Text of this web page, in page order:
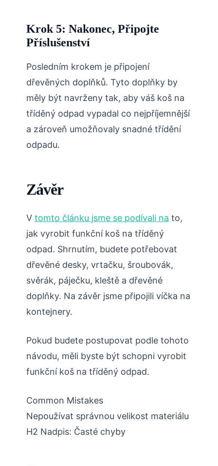
Krok 5: Nakonec, Připojte
Příslušenství
Posledním krokem je připojení
dřevěných doplňků. Tyto doplňky by
měly být navrženy tak, aby váš koš na
tříděný odpad vypadal co nejpříjemnější
a zároveň umožňovaly snadné třídění
odpadu.
Závěr
V tomto článku jsme se podívali na to,
jak vyrobit funkční koš na tříděný
odpad. Shrnutím, budete potřebovat
dřevěné desky, vrtačku, šroubovák,
svěrák, páječku, kleště a dřevěné
doplňky. Na závěr jsme připojili víčka na
kontejnery.
Pokud budete postupovat podle tohoto
návodu, měli byste být schopni vyrobit
funkční koš na tříděný odpad.
Common Mistakes
Nepoužívat správnou velikost materiálu
H2 Nadpis: Časté chyby